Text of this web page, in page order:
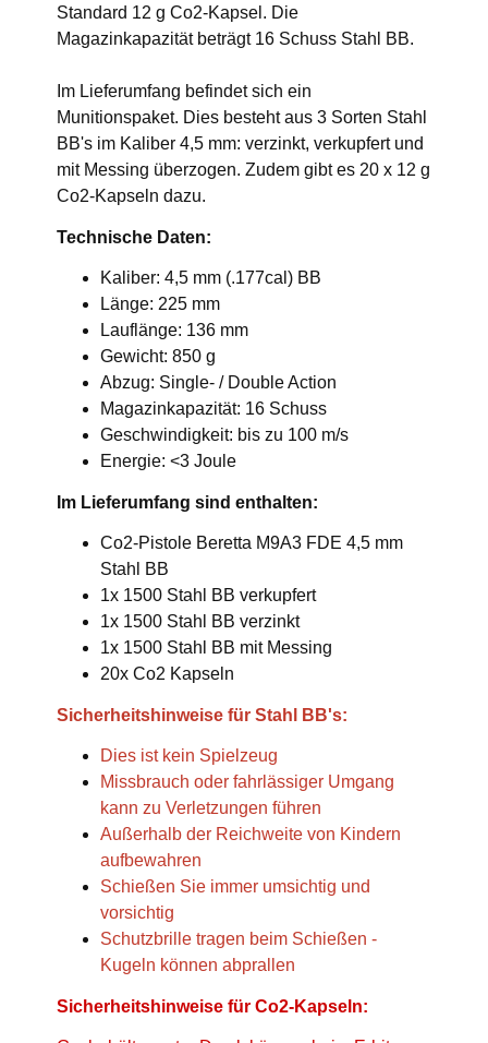
Standard 12 g Co2-Kapsel. Die
Magazinkapazität beträgt 16 Schuss Stahl BB.
Im Lieferumfang befindet sich ein
Munitionspaket. Dies besteht aus 3 Sorten Stahl
BB's im Kaliber 4,5 mm: verzinkt, verkupfert und
mit Messing überzogen. Zudem gibt es 20 x 12 g
Co2-Kapseln dazu.
Technische Daten:
Kaliber: 4,5 mm (.177cal) BB
Länge: 225 mm
Lauflänge: 136 mm
Gewicht: 850 g
Abzug: Single- / Double Action
Magazinkapazität: 16 Schuss
Geschwindigkeit: bis zu 100 m/s
Energie: <3 Joule
Im Lieferumfang sind enthalten:
Co2-Pistole Beretta M9A3 FDE 4,5 mm
Stahl BB
1x 1500 Stahl BB verkupfert
1x 1500 Stahl BB verzinkt
1x 1500 Stahl BB mit Messing
20x Co2 Kapseln
Sicherheitshinweise für Stahl BB's:
Dies ist kein Spielzeug
Missbrauch oder fahrlässiger Umgang
kann zu Verletzungen führen
Außerhalb der Reichweite von Kindern
aufbewahren
Schießen Sie immer umsichtig und
vorsichtig
Schutzbrille tragen beim Schießen -
Kugeln können abprallen
Sicherheitshinweise für Co2-Kapseln: